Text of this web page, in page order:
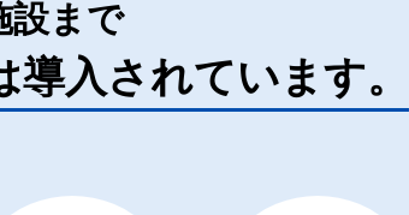
設まで
入されています。